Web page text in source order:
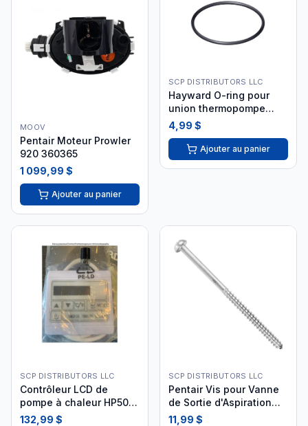
MOOV
Pentair Moteur Prowler
920 360365
1 099,99 $
Ajouter au panier
SCP DISTRIBUTORS LLC
Hayward O-ring pour
union thermopompe
HPXWS56OR
4,99 $
Ajouter au panier
SCP DISTRIBUTORS LLC
Contrôleur LCD de
pompe à chaleur HP50A
- HPX95005
132,99 $
SCP DISTRIBUTORS LLC
Pentair Vis pour Vanne
de Sortie d'Aspiration
SPX1082Z9
11,99 $